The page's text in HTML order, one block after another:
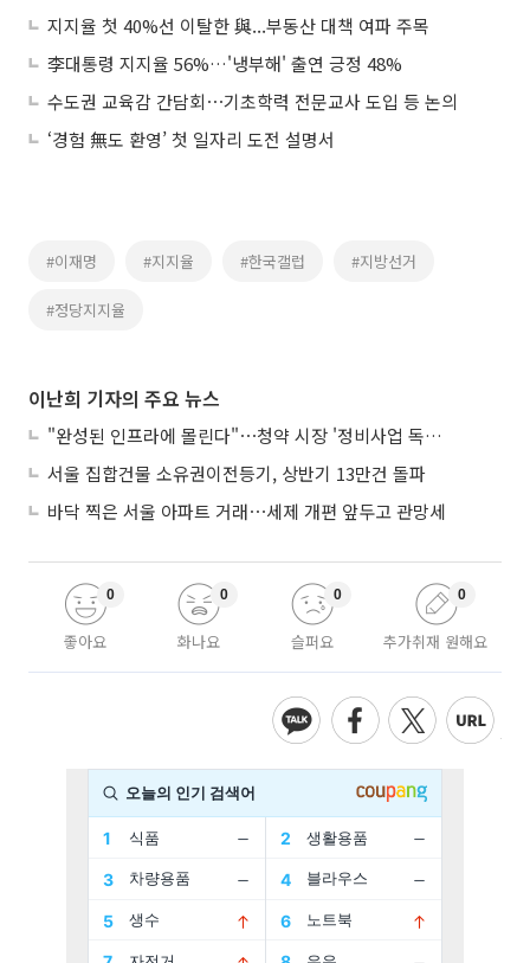
지지율 첫 40%선 이탈한 與...부동산 대책 여파 주목
李대통령 지지율 56%…'냉부해' 출연 긍정 48%
수도권 교육감 간담회⋯기초학력 전문교사 도입 등 논의
‘경험 無도 환영’ 첫 일자리 도전 설명서
#이재명 #지지율 #한국갤럽 #지방선거
#정당지지율
이난희 기자의 주요 뉴스
"완성된 인프라에 몰린다"⋯청약 시장 '정비사업 독주' 42배 격차
서울 집합건물 소유권이전등기, 상반기 13만건 돌파
바닥 찍은 서울 아파트 거래⋯세제 개편 앞두고 관망세
좋아요
0
화나요
0
슬퍼요
0
추가취재 원해요
0